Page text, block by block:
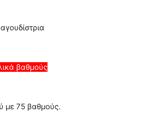
βαθμούς
με 75 βαθμούς.